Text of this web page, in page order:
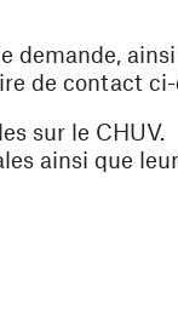
demande,
de contact ci-
sur le CHUV.
ainsi que